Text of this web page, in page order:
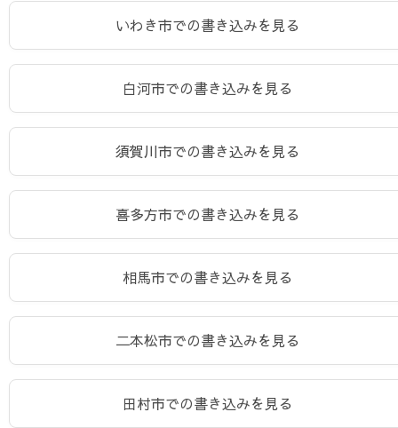
いわき市での書き込みを見る
白河市での書き込みを見る
須賀川市での書き込みを見る
喜多方市での書き込みを見る
相馬市での書き込みを見る
二本松市での書き込みを見る
田村市での書き込みを見る